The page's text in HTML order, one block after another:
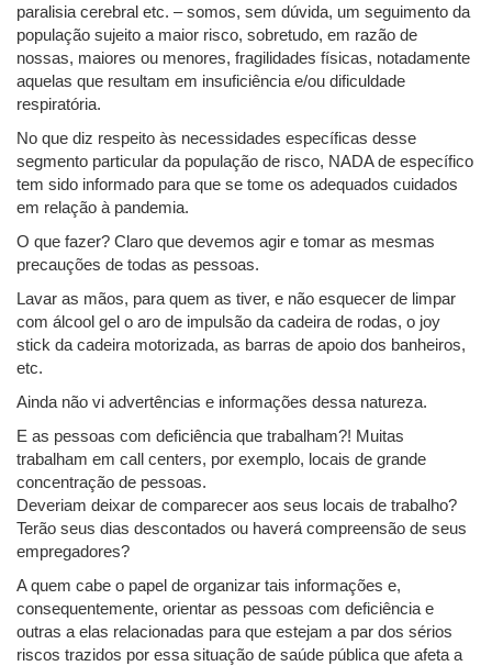
paralisia cerebral etc. – somos, sem dúvida, um seguimento da
população sujeito a maior risco, sobretudo, em razão de
nossas, maiores ou menores, fragilidades físicas, notadamente
aquelas que resultam em insuficiência e/ou dificuldade
respiratória.
No que diz respeito às necessidades específicas desse
segmento particular da população de risco, NADA de específico
tem sido informado para que se tome os adequados cuidados
em relação à pandemia.
O que fazer? Claro que devemos agir e tomar as mesmas
precauções de todas as pessoas.
Lavar as mãos, para quem as tiver, e não esquecer de limpar
com álcool gel o aro de impulsão da cadeira de rodas, o joy
stick da cadeira motorizada, as barras de apoio dos banheiros,
etc.
Ainda não vi advertências e informações dessa natureza.
E as pessoas com deficiência que trabalham?! Muitas
trabalham em call centers, por exemplo, locais de grande
concentração de pessoas.
Deveriam deixar de comparecer aos seus locais de trabalho?
Terão seus dias descontados ou haverá compreensão de seus
empregadores?
A quem cabe o papel de organizar tais informações e,
consequentemente, orientar as pessoas com deficiência e
outras a elas relacionadas para que estejam a par dos sérios
riscos trazidos por essa situação de saúde pública que afeta a